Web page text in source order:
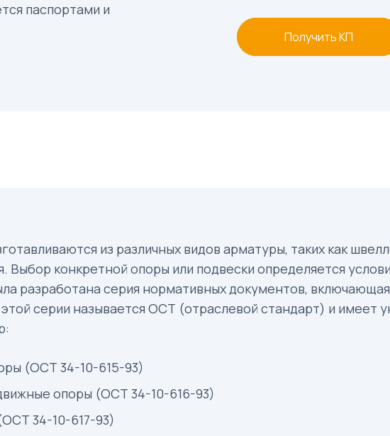
паспортами и
Получить КП
из различных видов арматуры, таких как
Выбор конкретной опоры или подвески определяется
разработана серия нормативных документов,
серии называется ОСТ (отраслевой стандарт) и имеет
(ОСТ 34-10-615-93)
опоры (ОСТ 34-10-616-93)
34-10-617-93)